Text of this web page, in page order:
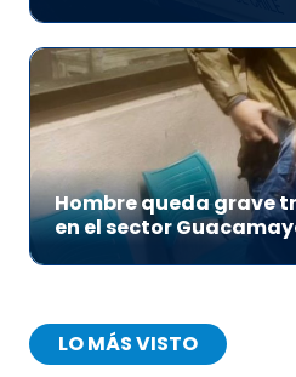
Hombre queda grave
en el sector
LO MÁS VISTO